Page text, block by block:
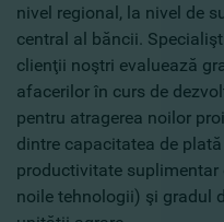
nivel regional, la nivel de
central al băncii.
clienţii noştri evaluează
afacerilor în curs de
pentru atragerea noilor
dintre capacitatea de
productivitate
noile tehnologii) şi gradul